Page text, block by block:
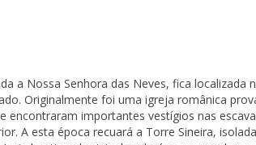
a Nossa Senhora das Neves, fica localizada
Originalmente foi uma igreja românica
encontraram importantes vestígios nas
A esta época recuará a Torre Sineira,